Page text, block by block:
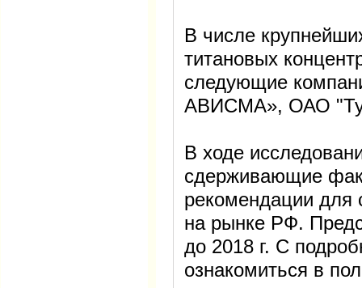
В числе
титановых
следующие
АВИСМА», ОАО
В ходе
сдерживающие
рекомендации для
на рынке РФ.
до 2018 г. С
ознакомиться в